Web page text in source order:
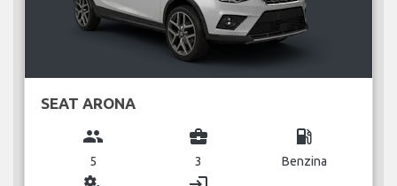
SEAT ARONA
group
5
business_center
3
local_gas_station
Benzina